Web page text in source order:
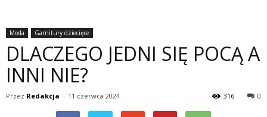
Moda Garnitury dziecięce
DLACZEGO JEDNI SIĘ POCĄ A
INNI NIE?
Przez Redakcja - 11 czerwca 2024 0
316